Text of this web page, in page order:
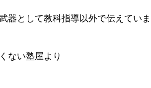
器として教科指導以外で伝えていま
ない塾屋より